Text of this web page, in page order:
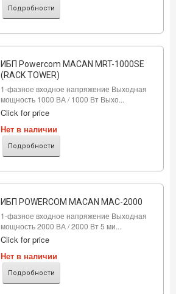
Подробности
ИБП Powercom MACAN MRT-1000SE
(RACK TOWER)
1-фазное входное напряжение Выходная
мощность 1000 ВА / 1000 Вт Выхо...
Click for price
Нет в наличии
Подробности
ИБП POWERCOM MACAN MAC-2000
1-фазное входное напряжение Выходная
мощность 2000 ВА / 2000 Вт 5 ми...
Click for price
Нет в наличии
Подробности